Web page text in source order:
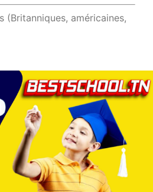
(Britanniques, américaines,